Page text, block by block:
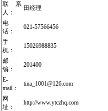
联系
人：
田经理
电
话：
021-57566456
手
机：
15026988835
邮
编：
201400
E-
mail：
tina_1001@126.com
网
址：
http://www.ytczhq.com